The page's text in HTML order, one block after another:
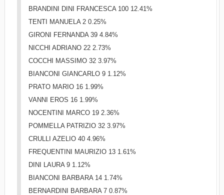
BRANDINI DINI FRANCESCA 100 12.41%
TENTI MANUELA 2 0.25%
GIRONI FERNANDA 39 4.84%
NICCHI ADRIANO 22 2.73%
COCCHI MASSIMO 32 3.97%
BIANCONI GIANCARLO 9 1.12%
PRATO MARIO 16 1.99%
VANNI EROS 16 1.99%
NOCENTINI MARCO 19 2.36%
POMMELLA PATRIZIO 32 3.97%
CRULLI AZELIO 40 4.96%
FREQUENTINI MAURIZIO 13 1.61%
DINI LAURA 9 1.12%
BIANCONI BARBARA 14 1.74%
BERNARDINI BARBARA 7 0.87%